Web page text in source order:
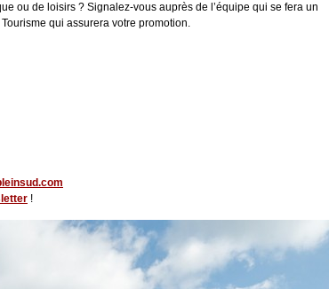
ou de loisirs ? Signalez-vous auprès de l’équipe qui se fera un
qui assurera votre promotion.
!